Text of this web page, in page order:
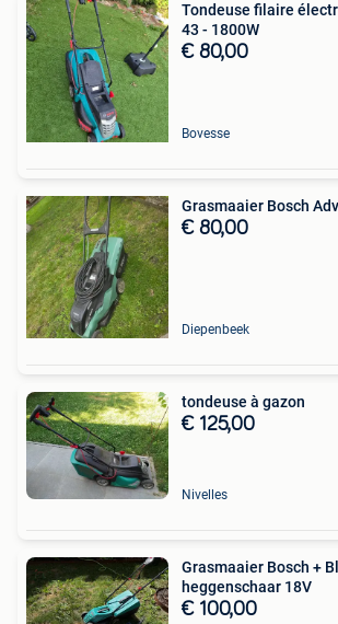
Tondeuse filaire
43 - 1800W
€ 80,00
Bovesse
Grasmaaier Bosch
€ 80,00
Diepenbeek
tondeuse à gazon
€ 125,00
Nivelles
Grasmaaier Bosch +
heggenschaar 18V
€ 100,00